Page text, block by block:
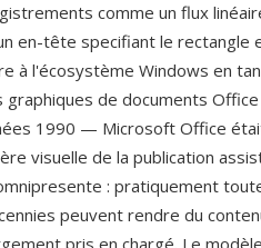
comme un flux
en-tête specifiant le rectangle
à l'écosystème Windows en
de documents
1990 — Microsoft Office
visuelle de la publication
: pratiquement
peuvent rendre du
pris en chargé. Le modèle